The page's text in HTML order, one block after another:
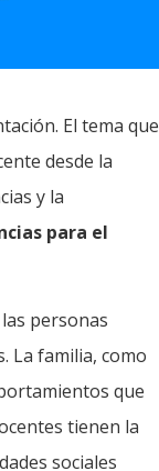
El tema que
desde la
y la
para el
personas
La familia, como
que
tienen la
sociales